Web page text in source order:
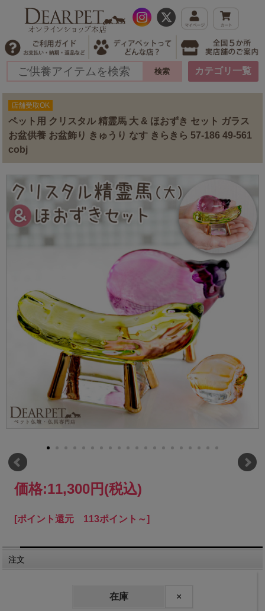
カテゴリ一覧
店舗受取OK
ペット用 クリスタル 精霊馬 大 & ほおずき セット ガラス
お盆供養 お盆飾り きゅうり なす きらきら 57-186 49-561
cobj
価格:11,300円(税込)
[ポイント還元 113ポイント～]
注文
在庫 ×